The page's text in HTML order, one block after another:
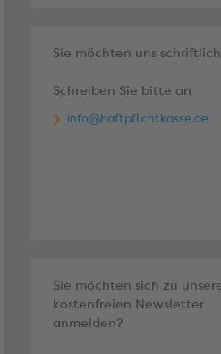
Sie möchten uns
Schreiben Sie bitte an
info@haftpflichtkasse.de
Sie möchten sich zu
kostenfreien Newsletter
anmelden?